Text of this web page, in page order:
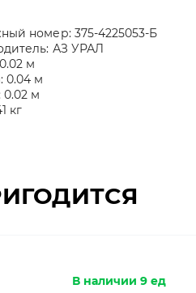
номер: 375-4225053-Б
АЗ УРАЛ
0.02 м
0.04 м
0.02 м
кг
В наличии 9 ед